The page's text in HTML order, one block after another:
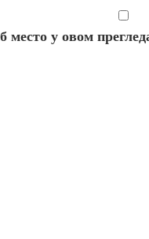
место у овом